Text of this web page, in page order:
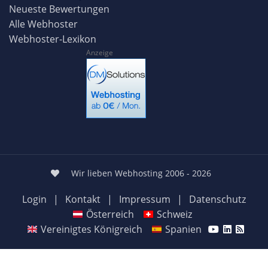
Neueste Bewertungen
Alle Webhoster
Webhoster-Lexikon
Anzeige
Wir lieben Webhosting 2006 - 2026
Login | Kontakt | Impressum |
Datenschutz
Österreich
Schweiz
Vereinigtes Königreich
Spanien